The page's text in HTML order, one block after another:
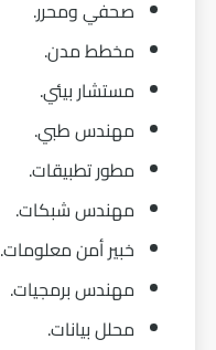
صحفي ومحرر.
مخطط مدن.
مستشار بيئي.
مهندس طبي.
مطور تطبيقات.
مهندس شبكات.
خبير أمن معلومات.
مهندس برمجيات.
محلل بيانات.